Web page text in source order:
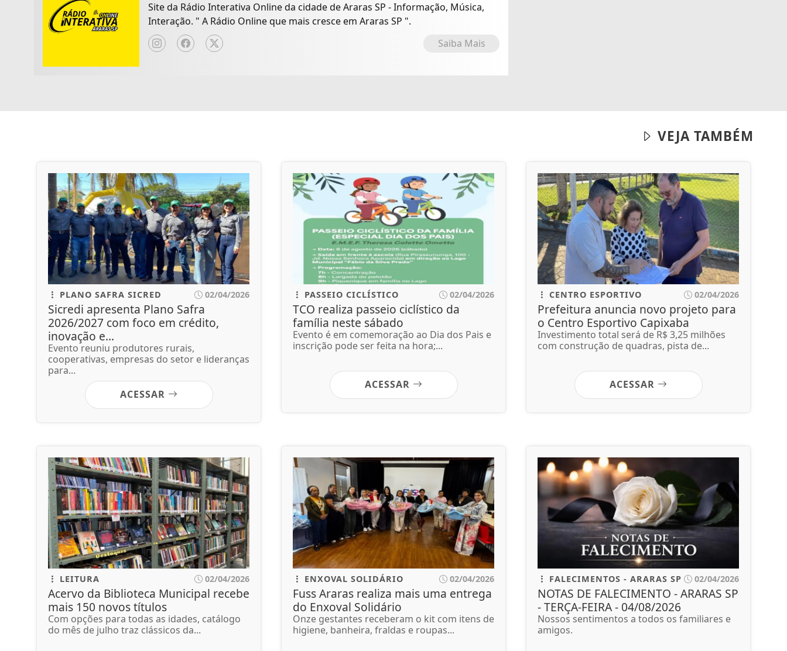
Site da Rádio Interativa Online da cidade de Araras SP - Informação, Música,
Interação. " A Rádio Online que mais cresce em Araras SP ".
Saiba Mais
VEJA TAMBÉM
PLANO SAFRA SICRED 02/04/2026
Sicredi apresenta Plano Safra
2026/2027 com foco em crédito,
inovação e...
Evento reuniu produtores rurais,
cooperativas, empresas do setor e lideranças
para...
ACESSAR
PASSEIO CICLÍSTICO 02/04/2026
TCO realiza passeio ciclístico da
família neste sábado
Evento é em comemoração ao Dia dos Pais e
inscrição pode ser feita na hora;...
ACESSAR
CENTRO ESPORTIVO 02/04/2026
Prefeitura anuncia novo projeto para
o Centro Esportivo Capixaba
Investimento total será de R$ 3,25 milhões
com construção de quadras, pista de...
ACESSAR
LEITURA 02/04/2026
Acervo da Biblioteca Municipal recebe
mais 150 novos títulos
Com opções para todas as idades, catálogo
do mês de julho traz clássicos da...
ENXOVAL SOLIDÁRIO 02/04/2026
Fuss Araras realiza mais uma entrega
do Enxoval Solidário
Onze gestantes receberam o kit com itens de
higiene, banheira, fraldas e roupas...
FALECIMENTOS - ARARAS SP 02/04/2026
NOTAS DE FALECIMENTO - ARARAS SP
- TERÇA-FEIRA - 04/08/2026
Nossos sentimentos a todos os familiares e
amigos.